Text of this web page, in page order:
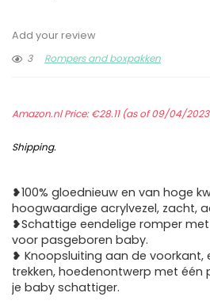
Add your review
3
Rompers and boxpakken
Amazon.nl Price:€28.11(as of 09/04/2023
Shipping.
❥100% gloednieuw en van hoge
hoogwaardige acrylvezel, zacht,
❥Schattige eendelige romper
voor pasgeboren baby.
❥ Knoopsluiting aan de
trekken, hoedenontwerp met
je baby schattiger.